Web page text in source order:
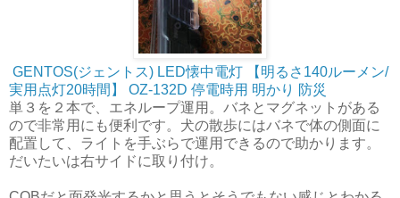
GENTOS(ジェントス) LED懐中電灯 【明るさ140ルーメン/
実用点灯20時間】 OZ-132D 停電時用 明かり 防災
単３を２本で、エネループ運用。バネとマグネットがある
ので非常用にも便利です。犬の散歩にはバネで体の側面に
配置して、ライトを手ぶらで運用できるので助かります。
だいたいは右サイドに取り付け。